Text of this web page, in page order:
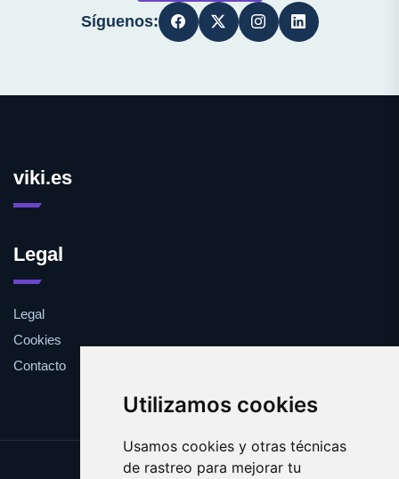
Utilizamos cookies
Usamos cookies y otras técnicas
de rastreo para mejorar tu
Síguenos:
viki.es
Legal
Legal
Cookies
Contacto
Update cookies preferences